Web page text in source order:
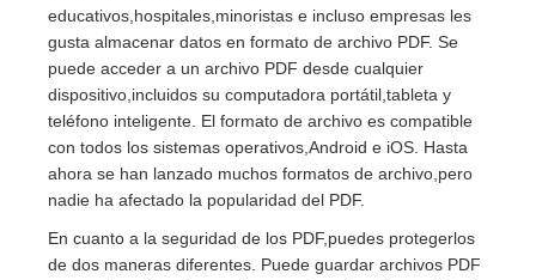
educativos,hospitales,minoristas e incluso empresas les
gusta almacenar datos en formato de archivo PDF. Se
puede acceder a un archivo PDF desde cualquier
dispositivo,incluidos su computadora portátil,tableta y
teléfono inteligente. El formato de archivo es compatible
con todos los sistemas operativos,Android e iOS. Hasta
ahora se han lanzado muchos formatos de archivo,pero
nadie ha afectado la popularidad del PDF.
En cuanto a la seguridad de los PDF,puedes protegerlos
de dos maneras diferentes. Puede guardar archivos PDF